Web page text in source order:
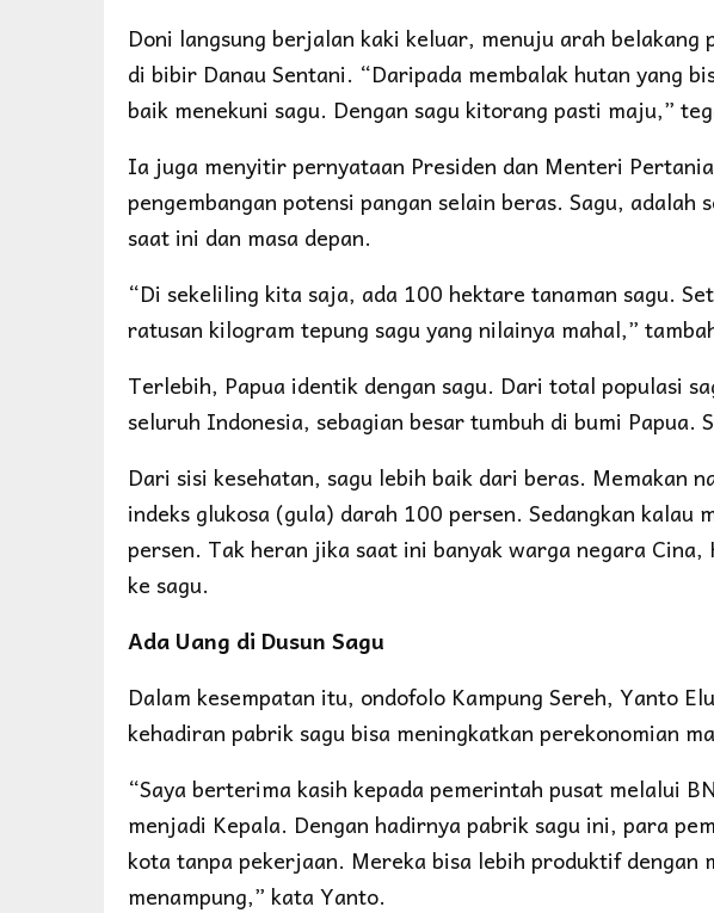
Doni langsung berjalan kaki keluar, menuju arah belakang
di bibir Danau Sentani. “Daripada membalak hutan yang
baik menekuni sagu. Dengan sagu kitorang pasti maju,”
Ia juga menyitir pernyataan Presiden dan Menteri
pengembangan potensi pangan selain beras. Sagu,
saat ini dan masa depan.
“Di sekeliling kita saja, ada 100 hektare tanaman sagu.
ratusan kilogram tepung sagu yang nilainya mahal,”
Terlebih, Papua identik dengan sagu. Dari total populasi
seluruh Indonesia, sebagian besar tumbuh di bumi Papua.
Dari sisi kesehatan, sagu lebih baik dari beras. Memakan
indeks glukosa (gula) darah 100 persen. Sedangkan kalau
persen. Tak heran jika saat ini banyak warga negara
ke sagu.
Ada Uang di Dusun Sagu
Dalam kesempatan itu, ondofolo Kampung Sereh, Yanto
kehadiran pabrik sagu bisa meningkatkan perekonomian
“Saya berterima kasih kepada pemerintah pusat melalui
menjadi Kepala. Dengan hadirnya pabrik sagu ini, para
kota tanpa pekerjaan. Mereka bisa lebih produktif dengan
menampung,” kata Yanto.